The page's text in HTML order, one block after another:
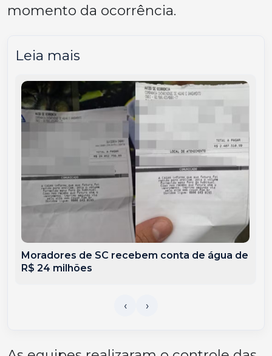
momento da ocorrência.
Leia mais
Moradores de SC recebem conta de água de
R$ 24 milhões